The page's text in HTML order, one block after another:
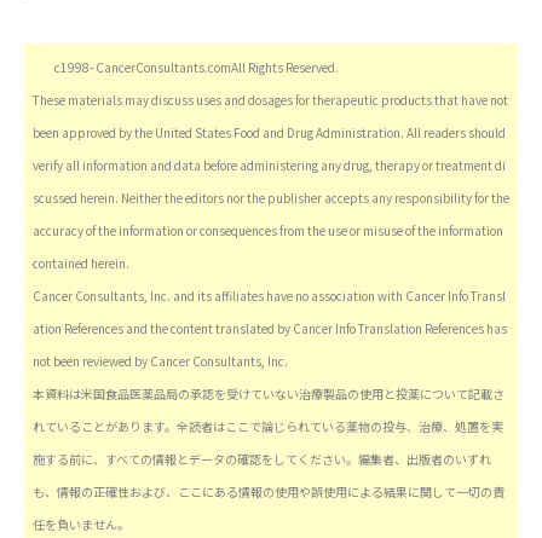
c1998- CancerConsultants.comAll Rights Reserved.
These materials may discuss uses and dosages for therapeutic products that have not
been approved by the United States Food and Drug Administration. All readers should
verify all information and data before administering any drug, therapy or treatment di
scussed herein. Neither the editors nor the publisher accepts any responsibility for the
accuracy of the information or consequences from the use or misuse of the information
contained herein.
Cancer Consultants, Inc. and its affiliates have no association with Cancer Info Transl
ation References and the content translated by Cancer Info Translation References has
not been reviewed by Cancer Consultants, Inc.
本資料は米国食品医薬品局の承認を受けていない治療製品の使用と投薬について記載さ
れていることがあります。全読者はここで論じられている薬物の投与、治療、処置を実
施する前に、すべての情報とデータの確認をしてください。編集者、出版者のいずれ
も、情報の正確性および、ここにある情報の使用や誤使用による結果に関して一切の責
任を負いません。